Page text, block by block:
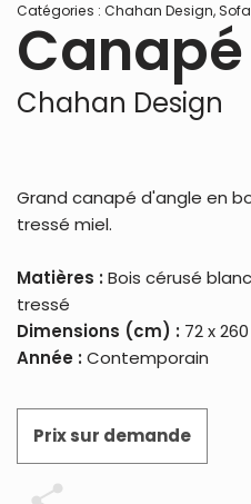
Catégories : Chahan Design,Sofa
Chahan Design
Grand canapé d'angle en
tressé miel.
Matières : Bois cérusé
tressé
Dimensions (cm) : 72 x 260
Année : Contemporain
Prix sur demande